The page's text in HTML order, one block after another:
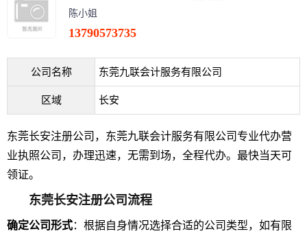
陈小姐
13790573735
公司名称 东莞九联会计服务有限公司
区域 长安
东莞长安注册公司，东莞九联会计服务有限公司专业代办营
业执照公司，办理迅速，无需到场，全程代办。最快当天可
领证。
东莞长安注册公司流程
确定公司形式：根据自身情况选择合适的公司类型，如有限